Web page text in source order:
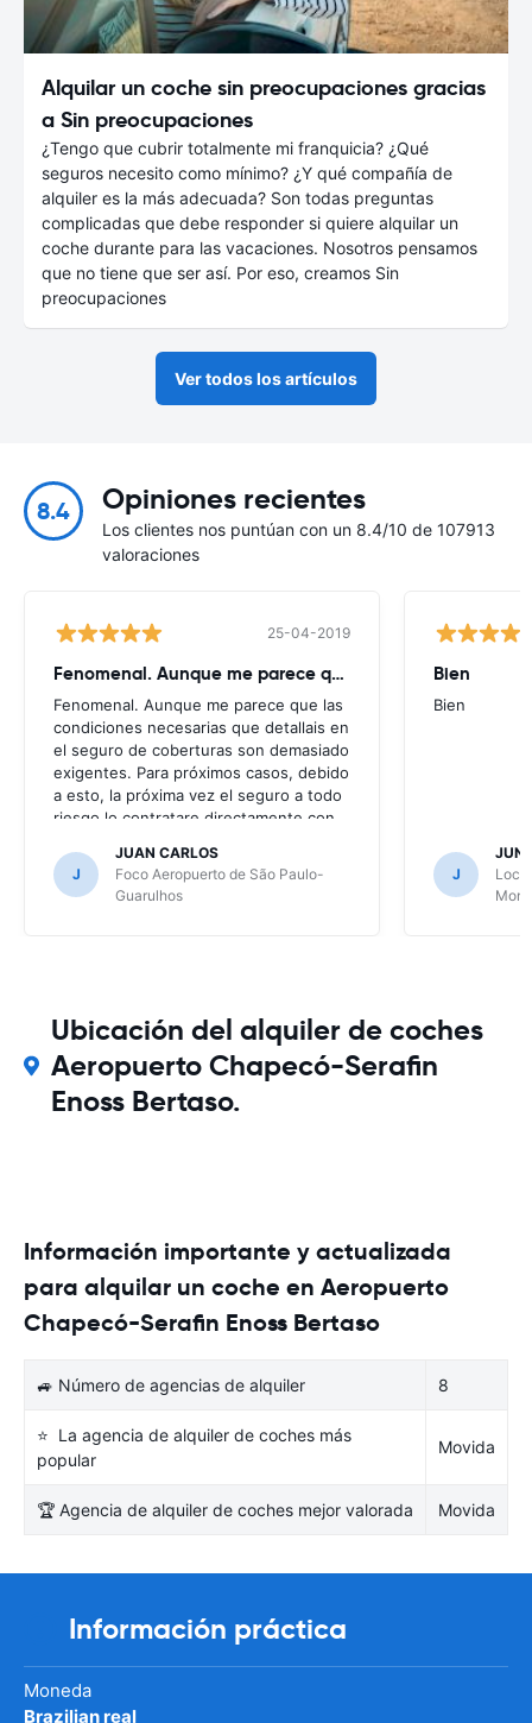
Alquilar un coche sin preocupaciones gracias
a Sin preocupaciones
¿Tengo que cubrir totalmente mi franquicia? ¿Qué
seguros necesito como mínimo? ¿Y qué compañía de
alquiler es la más adecuada? Son todas preguntas
complicadas que debe responder si quiere alquilar un
coche durante para las vacaciones. Nosotros pensamos
que no tiene que ser así. Por eso, creamos Sin
preocupaciones
Ver todos los artículos
8.4 Opiniones recientes
Los clientes nos puntúan con un 8.4/10 de 107913
valoraciones
25-04-2019
Fenomenal. Aunque me parece que
Fenomenal. Aunque me parece que las
condiciones necesarias que detallais en
el seguro de coberturas son demasiado
exigentes. Para próximos casos, debido
a esto, la próxima vez el seguro a todo
riesgo lo contratare directamente con
J
JUAN CARLOS
Foco Aeropuerto de São Paulo-
Guarulhos
Bien
Bien
J
JUNE
Ubicación del alquiler de coches
Aeropuerto Chapecó-Serafin
Enoss Bertaso.
Información importante y actualizada
para alquilar un coche en Aeropuerto
Chapecó-Serafin Enoss Bertaso
🚙 Número de agencias de alquiler 8
⭐ La agencia de alquiler de coches más
popular
Movida
🏆 Agencia de alquiler de coches mejor valorada Movida
Información práctica
Moneda
Brazilian real